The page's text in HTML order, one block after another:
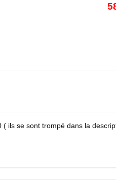
ils se sont trompé dans la